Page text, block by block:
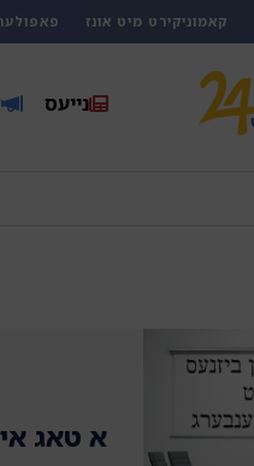
קאמוניקירט מיט אונז
נייעס
א טאג